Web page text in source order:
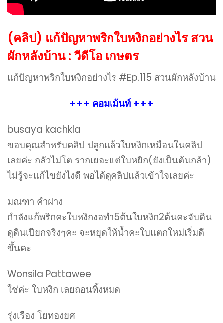
(คลิป) แก้ปัญหาพริกใบหงิกอย่างไร สวน
ผักหลังบ้าน : วีดีโอ เกษตร
แก้ปัญหาพริกใบหงิกอย่างไร #Ep​.115 สวนผักหลังบ้าน
+++ คอมเม้นท์ +++
busaya kachkla
ขอบคุณสำหรับคลิป ปลูกแล้วใบหงิกเหมือนในคลิป
เลยค่ะ กลัวไม่โต รากเยอะแต่ใบหยิก(ยังเป็นต้นกล้า)
ไม่รู้จะแก้ไขยังไงดี พอได้ดูคลิปแล้วเข้าใจเลยค่ะ
มณฑา คําฝาง
กำลังแก้พริกคะใบหงิกงอทำ5ต้นใบหงิก2ต้นคะจับดิน
ดูดินเปียกจริงๆคะ จะหยุดให้น้ำคะใบแตกใหม่เริ่มดี
ขึ้นคะ
Wonsila Pattawee
ใช่ค่ะ ใบหงิก เลยถอนทิ้งหมด
รุ่งเรือง โยทองยศ